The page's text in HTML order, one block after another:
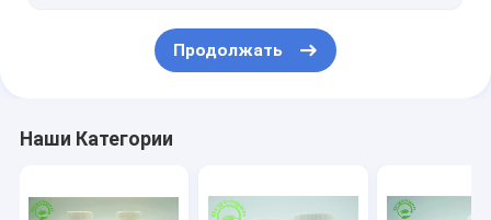
Продолжать
Наши Категории